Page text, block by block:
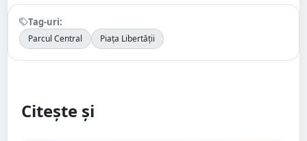
Tag-uri:
Parcul Central Piața Libertății
Citește și